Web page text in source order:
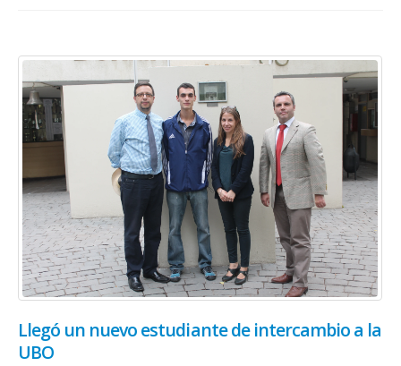
Llegó un nuevo estudiante de intercambio a la
UBO